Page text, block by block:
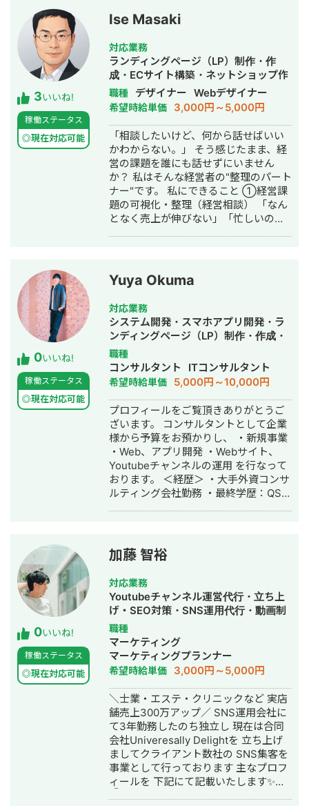
得意としており、要件定義、設計、実
装、本番リリース、運用改善まで一貫
して対応しています。 特に、仕様が複
雑な業務システムや、要件がまだ固ま
りきっていない新規開発において、事
業目的を整理しながら、正確にスピー
ド感を持って形にしていくことを強み
としています。 いまはスタートアップ
案件にてAIエージェント開発にも携わ
っており、AI活用した業務効率化、新
機能開発、既存プロダクトへのAI機能
の組み込みなどにも対応しています。
単純に言われたものを作るだけではな
く、事業として使える形に落とし込む
ことを重視し、開発の初期段階からリ
リース後の運用まで伴走しています。
3いいね!
稼働ステータス
◎現在対応可能
Ise Masaki
対応業務
ランディングページ（LP）制作・作
成・ECサイト構築・ネットショップ作
成代行・SEO対策・SNS運用代行・事
務代行・バナー制作・デザイン・ロゴ
デザイン・作成・動画制作・動画編
集・AI活用
職種 デザイナー Webデザイナー
希望時給単価 3,000円～5,000円
「相談したいけど、何から話せばいい
かわからない。」 そう感じたまま、経
営の課題を誰にも話せずにいません
か？ 私はそんな経営者の"整理のパート
ナー"です。 私にできること ①経営課
題の可視化・整理（経営相談） 「なん
となく売上が伸びない」「忙しいのに
緒に明確にする、それが私の仕事の出
発点です。 ②デザイン制作（実行支
援） 課題が見えたら、次は「動かす」
フェーズ。バナー広告・SNS画像・名
刺・パンフレット・ショート動画・サ
ムネイル・アイコン・ヘッダーなど、
中小企業の販促・採用・ブランディン
グに必要なデザインを制作します。 →
相談だけ・制作だけ、どちらのご依頼
も歓迎します。 私について 元大手企業
の正社員として、複数の事業部でプロ
ジェクト推進・課題解決を経験。その
後、身体障害を持ちながら独立し、小
さなデザイン事務所の一人社長として
活動しています。 移動に制約があるた
め、すべてのやり取りをオンラインで
完結できる体制を整えてきました。
Zoom・Google Meet・チャットツー
います。 「制約の中で最大の成果を出
す」──これは障害を持つ私が日々実
践してきたことであり、中小企業の経
営改善と同じ考え方だと思っていま
す。だからこそ、コスト・人手・時間
が限られた環境でもリアルな提案がで
きます。 こんな方にご連絡ください 経
営課題はあるが、何から手をつければ
いいかわからない デザインと経営の相
談を別々にするのが面倒 地方在住で良
質な相談相手が見つからない コストを
抑えつつ、本質的な改善をしたい 正直
に、気を使わず話せる相手を探してい
る 対応可能なサービス一覧 Webサイト
制作：ホームページ制作、LP制作 経営
相談：課題可視化・図解・優先順位整
理・戦略立案サポート バナー制作：広
告バナー・SNS投稿画像・ヘッダー・
アイコン 動画制作： ショート動画
0いいね!
稼働ステータス
◎現在対応可能
Yuya Okuma
対応業務
システム開発・スマホアプリ開発・ラ
ンディングページ（LP）制作・作成・
Youtubeチャンネル運営代行・立ち上
げ・ECサイト構築・ネットショップ作
成代行・SEO対策・新規事業立上・記
事作成代行・ライティング・翻訳・ホ
ームページ制作・作成・リスティング
広告運用代行・オウンドメディア制
作・構築・運用代行・動画制作・動画
編集
職種
コンサルタント ITコンサルタント
希望時給単価 5,000円～10,000円
プロフィールをご覧頂きありがとうご
ざいます。 コンサルタントとして企業
様から予算をお預かりし、 ・新規事業
・Web、アプリ開発 ・Webサイト、
Youtubeチャンネルの運用 を行なって
おります。 ＜経歴＞ ・大手外資コンサ
ルティング会社勤務 ・最終学歴：QS世
国優勝・シリコンバレー短期研修参加
・2018年：メッセージアプリ開発会社
にて、SE兼PMとして従事 ・2019年：
有名大手インターンシップ10社以上参
加（サイバーエージェント、チームラ
ボ、PwC、デロイトなど）
0いいね!
稼働ステータス
◎現在対応可能
加藤 智裕
対応業務
Youtubeチャンネル運営代行・立ち上
げ・SEO対策・SNS運用代行・動画制
作・動画編集・営業代行
職種
マーケティング
マーケティングプランナー
希望時給単価 3,000円～5,000円
＼士業・エステ・クリニックなど 実店
舗売上300万アップ／ SNS運用会社に
て3年勤務したのち独立し 現在は合同
会社Univeresally Delightを 立ち上げ
ましてクライアント数社の SNS集客を
事業として行っております 主なプロフ
ィールを 下記にて記載いたします✨